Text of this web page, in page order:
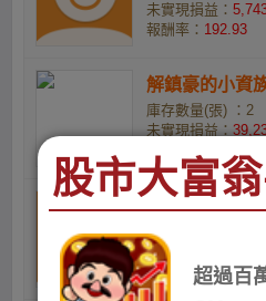
未實現損益：
報酬率： 192.93
解鎮豪的小資
庫存數量(張) ：2
未實現損益：
Zhewei Tsai的
庫存數量(張) ：1
未實現損益：
報酬率：183.56
股市大富
超過百